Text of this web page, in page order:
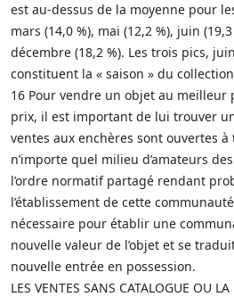
est au-dessus de la moyenne pour
mars (14,0 %), mai (12,2 %), juin
décembre (18,2 %). Les trois pics,
constituent la « saison » du
16 Pour vendre un objet au meilleur
prix, il est important de lui trouver
ventes aux enchères sont ouvertes
n’importe quel milieu d’amateurs
l’ordre normatif partagé rendant
l’établissement de cette
nécessaire pour établir une
nouvelle valeur de l’objet et se
nouvelle entrée en possession.
LES VENTES SANS CATALOGUE OU